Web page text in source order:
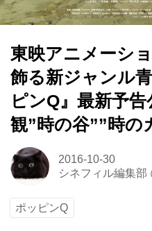
東映アニメーシ
飾る新ジャンル
ピンQ』最新予
観”時の谷””時の
2016-10-30
シネフィル編集部
ポッピンQ